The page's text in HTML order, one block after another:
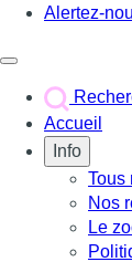
Alertez-
Accueil
Info
Tous
Nos
Le